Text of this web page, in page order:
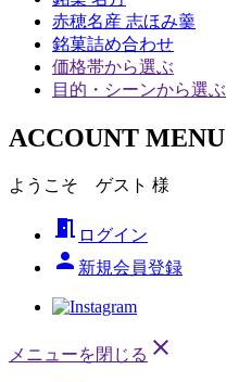
赤穂名産 志ほみ羹
銘菓詰め合わせ
価格帯から選ぶ
目的・シーンから選ぶ
ACCOUNT MENU
ようこそ ゲスト 様
meeting_room ログイン
person 新規会員登録
メニューを閉じる close